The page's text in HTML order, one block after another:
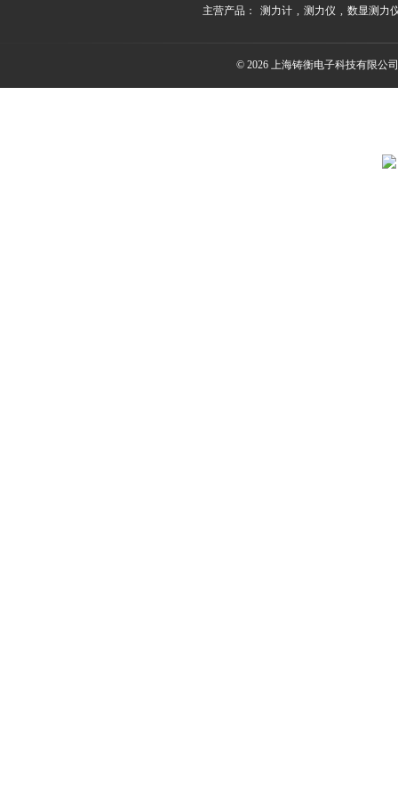
主营产品： 测力计 , 测力仪 , 数显测力
© 2026 上海铸衡电子科技有限公